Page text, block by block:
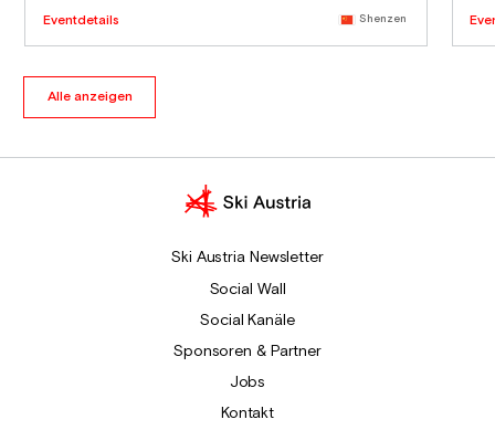
Eventdetails Shenzen
Alle anzeigen
Ski Austria Newsletter
Social Wall
Social Kanäle
Sponsoren & Partner
Jobs
Kontakt